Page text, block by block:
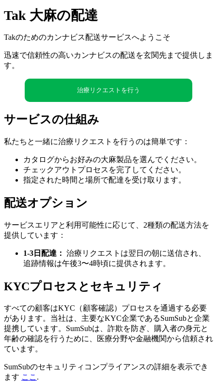
Tak 大麻の配達
Takのためのカンナビス配送サービスへようこそ
迅速で信頼性の高いカンナビスの配送を玄関先まで提供しま
す。
治療リクエストを行う
サービスの仕組み
私たちと一緒に治療リクエストを行うのは簡単です：
カタログからお好みの大麻製品を選んでください。
チェックアウトプロセスを完了してください。
指定された時間と場所で配達を受け取ります。
配送オプション
サービスエリアと利用可能性に応じて、2種類の配送方法を
提供しています：
1-3日配達： 治療リクエストは翌日の朝に送信され、
追跡情報は午後3〜4時頃に提供されます。
KYCプロセスとセキュリティ
すべての顧客はKYC（顧客確認）プロセスを通過する必要
があります。当社は、主要なKYC企業であるSumSubと企業
提携しています。SumSubは、詐欺を防ぎ、購入者の身元と
年齢の確認を行うために、医療分野や金融機関から信頼され
ています。
SumSubのセキュリティコンプライアンスの詳細を表示でき
ます ここ .